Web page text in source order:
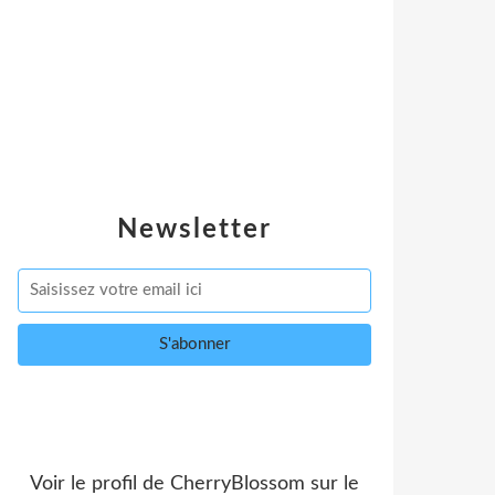
Newsletter
Voir le profil de CherryBlossom sur le